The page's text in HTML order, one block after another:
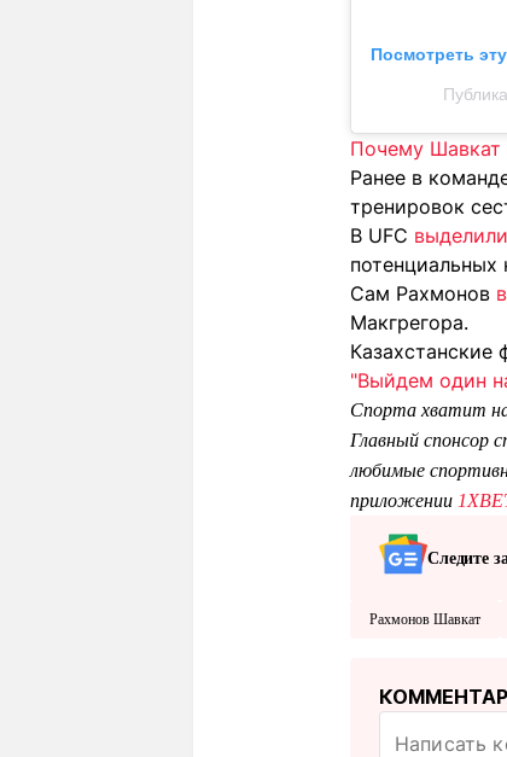
Посмотреть
Почему Шавкат
Ранее в
тренировок
В UFC выделили
потенциальных
Сам Рахмонов
Макгрегора.
Казахстанские
"Выйдем один
Спорта хватит
Главный спонсор
любимые
приложении
Следите
Рахмонов Шавкат